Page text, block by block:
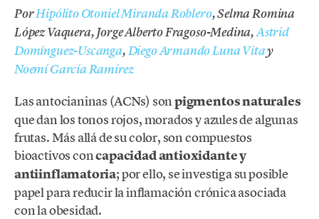
PorHipólito Otoniel Miranda Roblero, Selma Romina
López Vaquera, Jorge Alberto Fragoso-Medina,Astrid
Domínguez-Uscanga,Diego Armando Luna Vitay
Noemí García Ramírez
Las antocianinas (ACNs) sonpigmentos naturales
que dan los tonos rojos, morados y azules de algunas
frutas. Más allá de su color, son compuestos
bioactivos concapacidad antioxidante y
antiinflamatoria; por ello, se investiga su posible
papel para reducir la inflamación crónica asociada
con la obesidad.